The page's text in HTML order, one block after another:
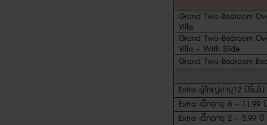
Grand Two-Bedroom
Villa
Grand Two-Bedroom
Villa – With Slide
Grand Two-Bedroom
Extra ผู้ใหญ่อายุ12 ปีขึ้นไป
Extra เด็กอายุ 6 – 11.99
Extra เด็กอายุ 2 – 5.99 ปี